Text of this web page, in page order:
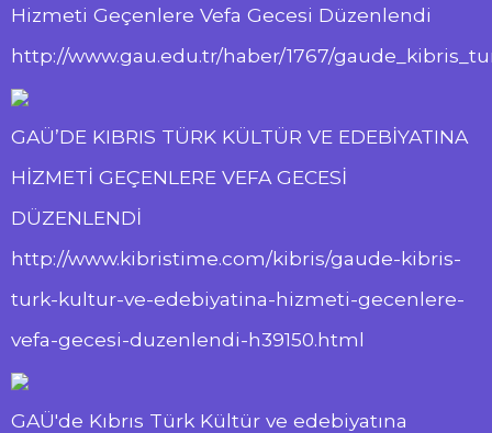
Hizmeti Geçenlere Vefa Gecesi Düzenlendi
http://www.gau.edu.tr/haber/1767/
GAÜ’DE KIBRIS TÜRK KÜLTÜR VE EDEBİYATINA
HİZMETİ GEÇENLERE VEFA GECESİ
DÜZENLENDİ
http://www.kibristime.com/kibris/gaude-kibris-
turk-kultur-ve-edebiyatina-hizmeti-gecenlere-
vefa-gecesi-duzenlendi-h39150.html
GAÜ'de Kıbrıs Türk Kültür ve edebiyatına